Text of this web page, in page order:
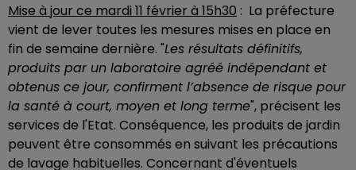
Mise à jour ce mardi 11 février à 15h30 : La préfecture
vient de lever toutes les mesures mises en place en
fin de semaine dernière. "Les résultats définitifs,
produits par un laboratoire agréé indépendant et
obtenus ce jour, confirment l’absence de risque pour
la santé à court, moyen et long terme", précisent les
services de l'Etat. Conséquence, les produits de jardin
peuvent être consommés en suivant les précautions
de lavage habituelles. Concernant d'éventuels